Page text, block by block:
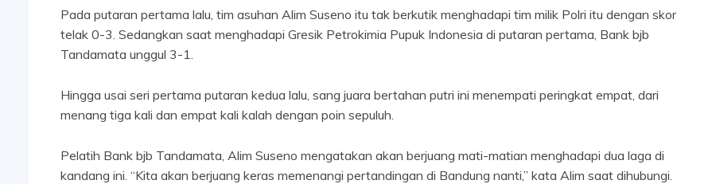
Pada putaran pertama lalu, tim asuhan Alim Suseno itu tak berkutik menghadapi tim milik Polri itu dengan skor
telak 0-3. Sedangkan saat menghadapi Gresik Petrokimia Pupuk Indonesia di putaran pertama, Bank bjb
Tandamata unggul 3-1.
Hingga usai seri pertama putaran kedua lalu, sang juara bertahan putri ini menempati peringkat empat, dari
menang tiga kali dan empat kali kalah dengan poin sepuluh.
Pelatih Bank bjb Tandamata, Alim Suseno mengatakan akan berjuang mati-matian menghadapi dua laga di
kandang ini. “Kita akan berjuang keras memenangi pertandingan di Bandung nanti,” kata Alim saat dihubungi.